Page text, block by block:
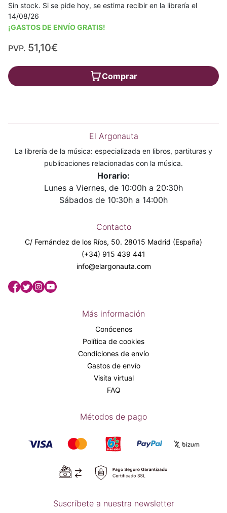
Sin stock. Si se pide hoy, se estima recibir en la librería el
14/08/26
¡GASTOS DE ENVÍO GRATIS!
PVP. 51,10€
Comprar
El Argonauta
La librería de la música: especializada en libros, partituras y
publicaciones relacionadas con la música.
Horario:
Lunes a Viernes, de 10:00h a 20:30h
Sábados de 10:30h a 14:00h
Contacto
C/ Fernández de los Ríos, 50. 28015 Madrid (España)
(+34) 915 439 441
info@elargonauta.com
Más información
Conócenos
Política de cookies
Condiciones de envío
Gastos de envío
Visita virtual
FAQ
Métodos de pago
Suscríbete a nuestra newsletter